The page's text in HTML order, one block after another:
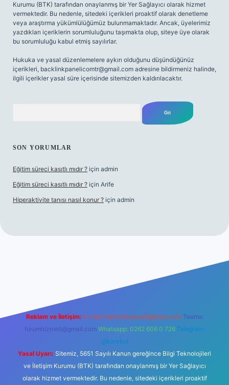
Kurumu (BTK) tarafından onaylanmış bir Yer Sağlayıcı olarak hizmet
vermektedir. Bu nedenle, sitedeki içerikleri proaktif olarak denetleme
veya araştırma yükümlülüğümüz bulunmamaktadır. Ancak, üyelerimiz
yazdıkları içeriklerin sorumluluğunu taşımakta olup, siteye üye olarak
bu sorumluluğu kabul etmiş sayılırlar.
Hukuka ve yasal düzenlemelere aykırı olduğunu düşündüğünüz
içerikleri, backlinkpanelicomtr@gmail.com adresine bildirmeniz halinde,
ilgili içerikler yasal süre içerisinde sitemizden kaldırılacaktır.
SON YORUMLAR
Eğitim süreci kasıtlı mıdır ? için admin
Eğitim süreci kasıtlı mıdır ? için Arife
Hiperaktivite tanısı nasıl konur ? için admin
Reklam ve İletişim: E-mail: backlinkpaneli@gmail.com Teams:
forumhizmeti@gmail.com Whatsapp: 0262 606 0 726 Telegram:
@karabul
Yasal Uyarı: Sitemiz, 5651 Sayılı Kanun gereğince Bilgi Teknolojileri
ve İletişim Kurumu (BTK) tarafından onaylanmış bir Yer Sağlayıcı
olarak hizmet vermektedir. Bu nedenle, sitedeki içerikleri proaktif